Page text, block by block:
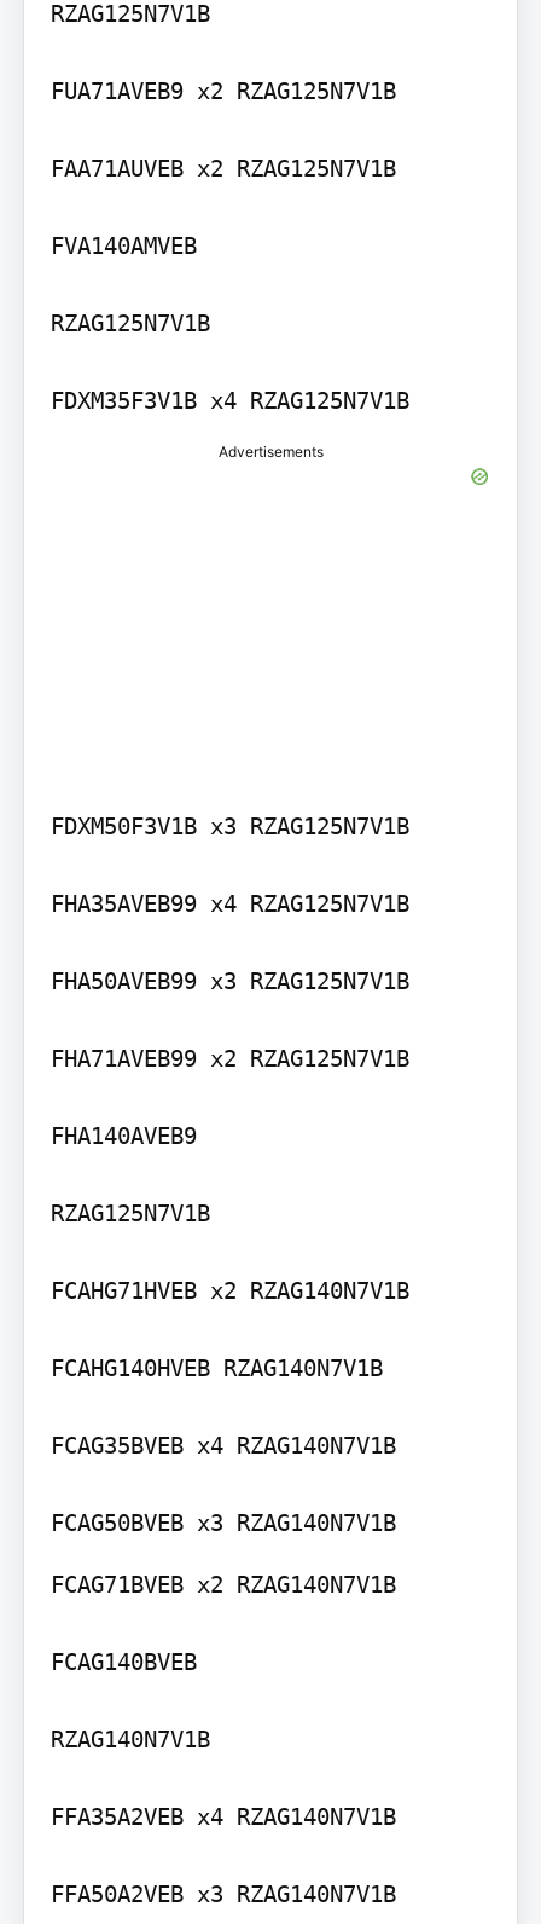
RZAG125N7V1B
FUA71AVEB9 x2 RZAG125N7V1B
FAA71AUVEB x2 RZAG125N7V1B
FVA140AMVEB
RZAG125N7V1B
FDXM35F3V1B x4 RZAG125N7V1B
Advertisements
FDXM50F3V1B x3 RZAG125N7V1B
FHA35AVEB99 x4 RZAG125N7V1B
FHA50AVEB99 x3 RZAG125N7V1B
FHA71AVEB99 x2 RZAG125N7V1B
FHA140AVEB9
RZAG125N7V1B
FCAHG71HVEB x2 RZAG140N7V1B
FCAHG140HVEB RZAG140N7V1B
FCAG35BVEB x4 RZAG140N7V1B
FCAG50BVEB x3 RZAG140N7V1B
FCAG71BVEB x2 RZAG140N7V1B
FCAG140BVEB
RZAG140N7V1B
FFA35A2VEB x4 RZAG140N7V1B
FFA50A2VEB x3 RZAG140N7V1B